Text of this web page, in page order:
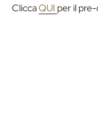
CliccaQUI per il